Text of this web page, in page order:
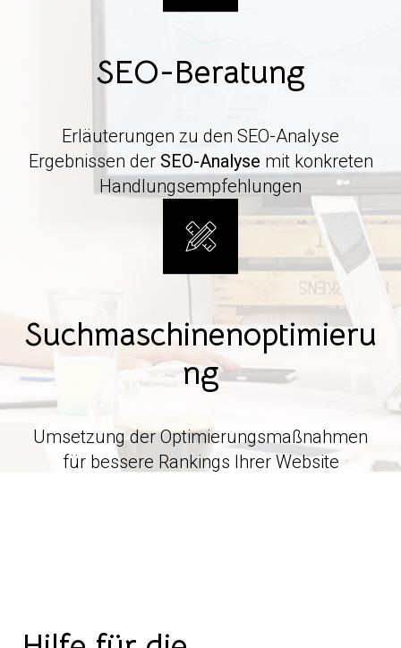
SEO-Beratung
Erläuterungen zu den SEO-Analyse
Ergebnissen der SEO-Analyse mit konkreten
Handlungsempfehlungen
Suchmaschinenoptimieru
ng
Umsetzung der Optimierungsmaßnahmen
für bessere Rankings Ihrer Website